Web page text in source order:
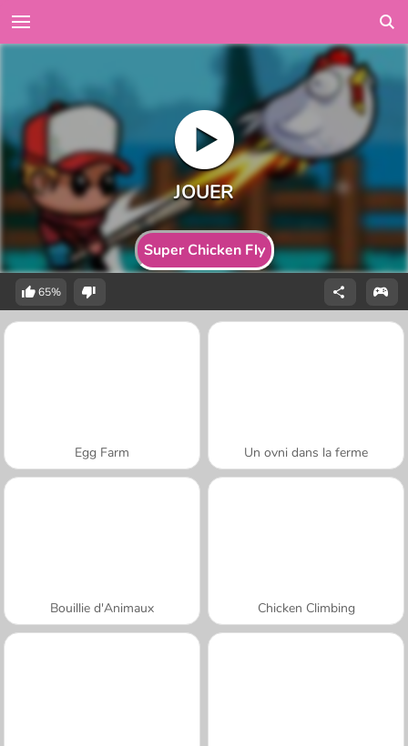
Super Chicken Fly
65%
Egg Farm Un ovni dans la ferme
Bouillie d'Animaux Chicken Climbing